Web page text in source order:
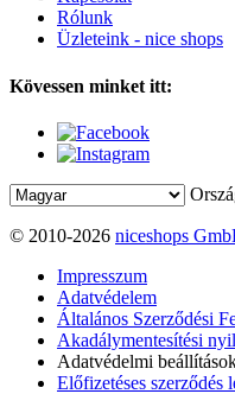
Rólunk
Üzleteink - nice shops
Kövessen minket itt:
© 2010-2026 niceshops
Impresszum
Adatvédelem
Általános Szerződési
Akadálymentesítési
Adatvédelmi
Előfizetéses szerződés